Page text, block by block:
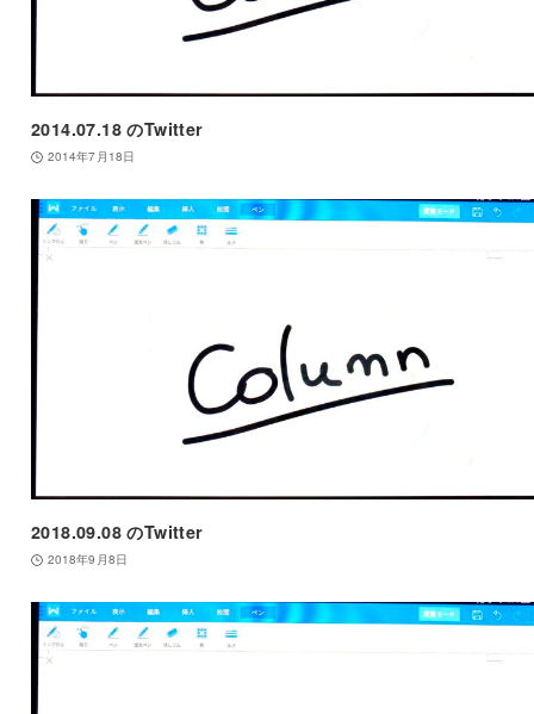
2014.07.18 のTwitter
2014年7月18日
2018.09.08 のTwitter
2018年9月8日